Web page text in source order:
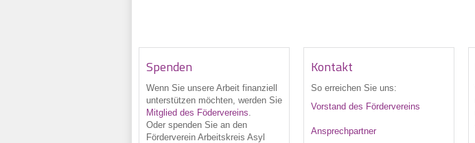
Spenden
Wenn Sie unsere Arbeit finanziell
unterstützen möchten, werden Sie
Mitglied des Födervereins.
Oder spenden Sie an den
Förderverein Arbeitskreis Asyl
Kontakt
So erreichen Sie uns:
Vorstand des Fördervereins
Ansprechpartner